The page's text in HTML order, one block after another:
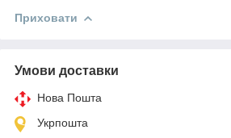
Приховати
Умови доставки
Нова Пошта
Укрпошта